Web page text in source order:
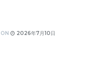
ON
2026年7月10日